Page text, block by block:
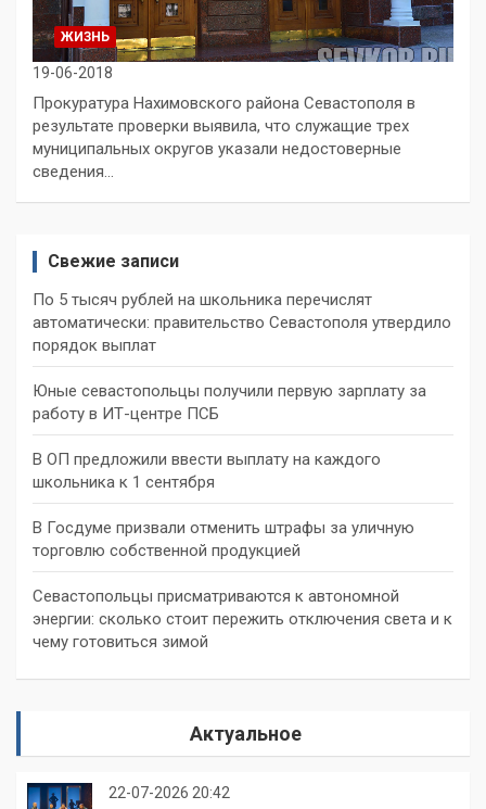
ЖИЗНЬ
19-06-2018
Прокуратура Нахимовского района Севастополя в
результате проверки выявила, что служащие трех
муниципальных округов указали недостоверные
сведения…
Свежие записи
По 5 тысяч рублей на школьника перечислят
автоматически: правительство Севастополя утвердило
порядок выплат
Юные севастопольцы получили первую зарплату за
работу в ИТ-центре ПСБ
В ОП предложили ввести выплату на каждого
школьника к 1 сентября
В Госдуме призвали отменить штрафы за уличную
торговлю собственной продукцией
Севастопольцы присматриваются к автономной
энергии: сколько стоит пережить отключения света и к
чему готовиться зимой
Актуальное
22-07-2026 20:42